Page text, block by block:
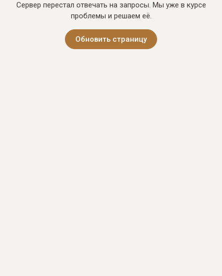
Сервер перестал отвечать на запросы. Мы уже в курсе
проблемы и решаем её.
Обновить страницу